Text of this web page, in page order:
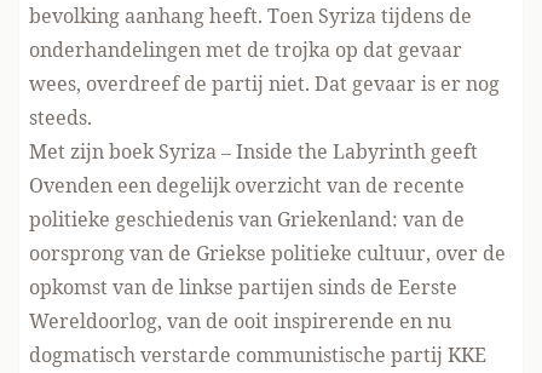
bevolking aanhang heeft. Toen Syriza tijdens de
onderhandelingen met de trojka op dat gevaar
wees, overdreef de partij niet. Dat gevaar is er nog
steeds.
Met zijn boek Syriza – Inside the Labyrinth geeft
Ovenden een degelijk overzicht van de recente
politieke geschiedenis van Griekenland: van de
oorsprong van de Griekse politieke cultuur, over de
opkomst van de linkse partijen sinds de Eerste
Wereldoorlog, van de ooit inspirerende en nu
dogmatisch verstarde communistische partij KKE